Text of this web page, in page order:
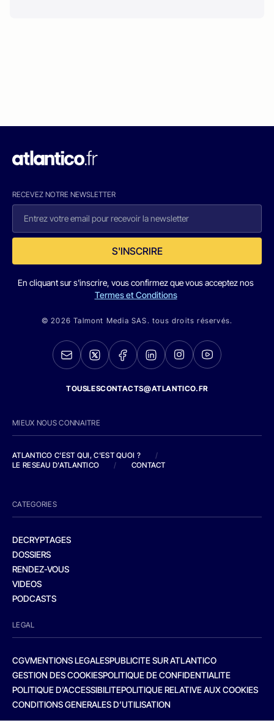
RECEVEZ NOTRE NEWSLETTER
S'INSCRIRE
En cliquant sur s'inscrire, vous confirmez que vous acceptez nos
Termes et Conditions
© 2026 Talmont Media SAS. tous droits réservés.
TOUSLESCONTACTS@ATLANTICO.FR
MIEUX NOUS CONNAITRE
ATLANTICO C'EST QUI, C'EST QUOI ?
/
LE RESEAU D'ATLANTICO
/ CONTACT
CATEGORIES
DECRYPTAGES
DOSSIERS
RENDEZ-VOUS
VIDEOS
PODCASTS
LEGAL
CGVMENTIONS LEGALESPUBLICITE SUR ATLANTICO
GESTION DES COOKIESPOLITIQUE DE CONFIDENTIALITE
POLITIQUE D’ACCESSIBILITEPOLITIQUE RELATIVE AUX COOKIES
CONDITIONS GENERALES D’UTILISATION